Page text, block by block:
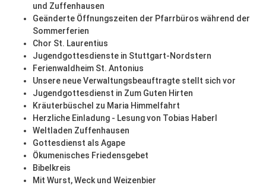
und Zuffenhausen
Geänderte Öffnungszeiten der Pfarrbüros während der
Sommerferien
Chor St. Laurentius
Jugendgottesdienste in Stuttgart-Nordstern
Ferienwaldheim St. Antonius
Unsere neue Verwaltungsbeauftragte stellt sich vor
Jugendgottesdienst in Zum Guten Hirten
Kräuterbüschel zu Maria Himmelfahrt
Herzliche Einladung - Lesung von Tobias Haberl
Weltladen Zuffenhausen
Gottesdienst als Agape
Ökumenisches Friedensgebet
Bibelkreis
Mit Wurst, Weck und Weizenbier